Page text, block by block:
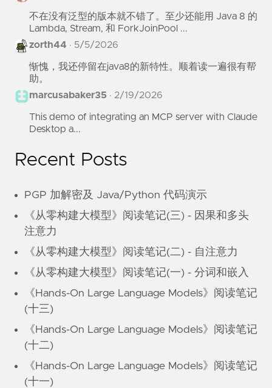
不在没有泛型的版本就不错了。至少还能用 Java 8 的
Lambda, Stream, 和 ForkJoinPool ...
zorth44 · 5/5/2026
惭愧，我还停留在java8的新特性。顺着读一遍很有帮
助。
marcusabaker35 · 2/19/2026
This demo of integrating an MCP server with Claude
Desktop a...
Recent Posts
PGP 加解密及 Java/Python 代码演示
《从零构建大模型》阅读笔记(三) - 因果和多头
注意力
《从零构建大模型》阅读笔记(二) - 自注意力
《从零构建大模型》阅读笔记(一) - 分词和嵌入
《Hands-On Large Language Models》阅读笔记
(十三)
《Hands-On Large Language Models》阅读笔记
(十二)
《Hands-On Large Language Models》阅读笔记
(十一)